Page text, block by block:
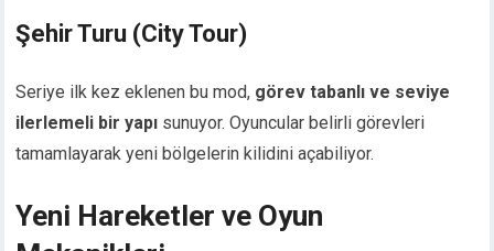
Şehir Turu (City Tour)
Seriye ilk kez eklenen bu mod, görev tabanlı ve seviye
ilerlemeli bir yapı sunuyor. Oyuncular belirli görevleri
tamamlayarak yeni bölgelerin kilidini açabiliyor.
Yeni Hareketler ve Oyun